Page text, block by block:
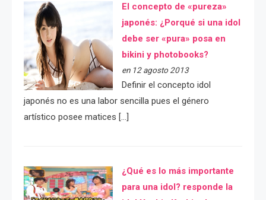
El concepto de «pureza»
japonés: ¿Porqué si una idol
debe ser «pura» posa en
bikini y photobooks?
en 12 agosto 2013
Definir el concepto idol
japonés no es una labor sencilla pues el género
artístico posee matices […]
¿Qué es lo más importante
para una idol? responde la